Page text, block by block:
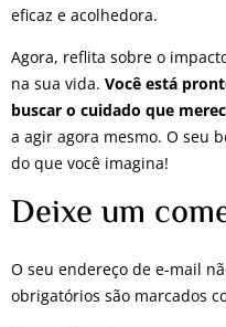
eficaz e acolhedora.
Agora, reflita sobre o
na sua vida. Você está
buscar o cuidado que
a agir agora mesmo. O seu
do que você imagina!
Deixe um
O seu endereço de e-mail
obrigatórios são marcados